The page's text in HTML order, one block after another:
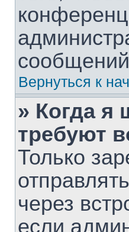
Вернуться к
» Когда я
требуют
Только
через
если